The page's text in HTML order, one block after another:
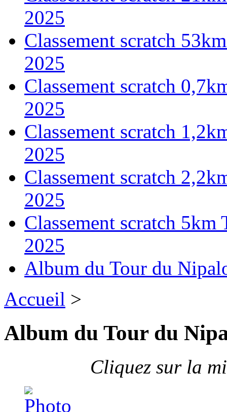
2025
Classement scratch
2025
Classement scratch
2025
Classement scratch
2025
Classement scratch
2025
Classement scratch
2025
Album du Tour du
Accueil >
Album du Tour du
Cliquez sur la